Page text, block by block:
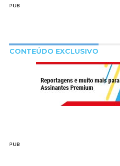
PUB
CONTEÚDO EXCLUSIVO
PUB